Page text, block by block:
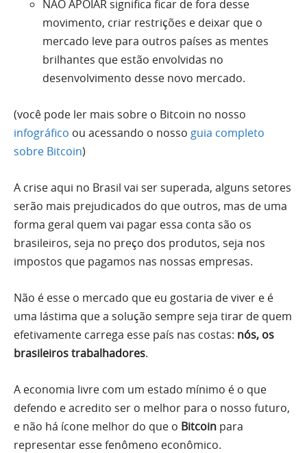
NÃO APOIAR significa ficar de fora desse
movimento, criar restrições e deixar que o
mercado leve para outros países as mentes
brilhantes que estão envolvidas no
desenvolvimento desse novo mercado.
(você pode ler mais sobre o Bitcoin no nosso
infográfico ou acessando o nosso guia completo
sobre Bitcoin)
A crise aqui no Brasil vai ser superada, alguns setores
serão mais prejudicados do que outros, mas de uma
forma geral quem vai pagar essa conta são os
brasileiros, seja no preço dos produtos, seja nos
impostos que pagamos nas nossas empresas.
Não é esse o mercado que eu gostaria de viver e é
uma lástima que a solução sempre seja tirar de quem
efetivamente carrega esse país nas costas: nós, os
brasileiros trabalhadores.
A economia livre com um estado mínimo é o que
defendo e acredito ser o melhor para o nosso futuro,
e não há ícone melhor do que o Bitcoin para
representar esse fenômeno econômico.